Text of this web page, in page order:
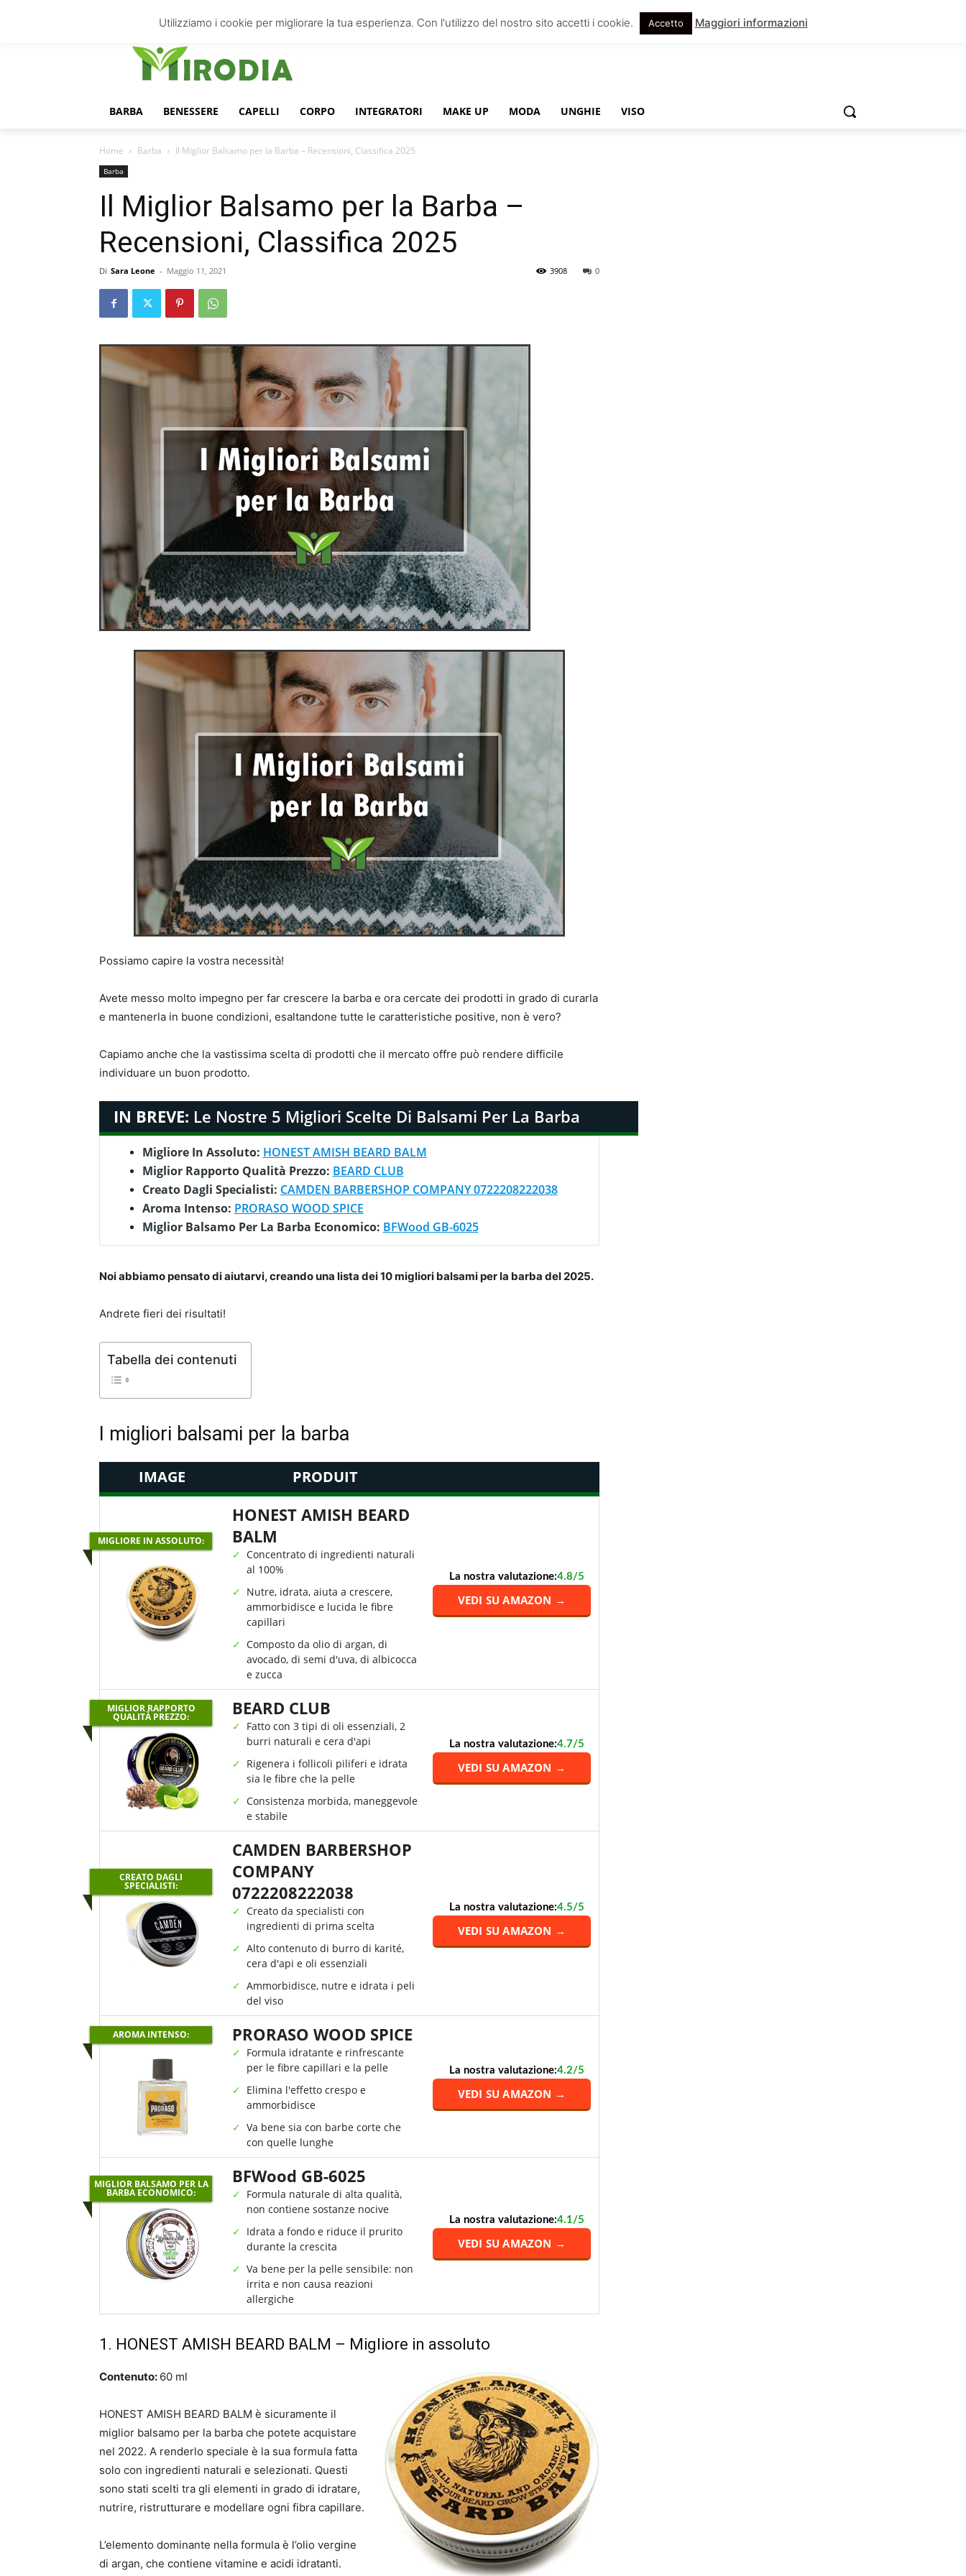
BARBA BENESSERE CAPELLI CORPO INTEGRATORI MAKE UP MODA UNGHIE VISO
Home Barba Il Miglior Balsamo per la Barba – Recensioni, Classifica 2025
Barba
Il Miglior Balsamo per la Barba –
Recensioni, Classifica 2025
Di Sara Leone - Maggio 11, 2021 0
3908
Possiamo capire la vostra necessità!
Avete messo molto impegno per far crescere la barba e ora cercate dei prodotti in grado di curarla
e mantenerla in buone condizioni, esaltandone tutte le caratteristiche positive, non è vero?
Capiamo anche che la vastissima scelta di prodotti che il mercato offre può rendere difficile
individuare un buon prodotto.
IN BREVE: Le Nostre 5 Migliori Scelte Di Balsami Per La Barba
Migliore In Assoluto: HONEST AMISH BEARD BALM
Miglior Rapporto Qualità Prezzo: BEARD CLUB
Creato Dagli Specialisti: CAMDEN BARBERSHOP COMPANY 0722208222038
Aroma Intenso: PRORASO WOOD SPICE
Miglior Balsamo Per La Barba Economico: BFWood GB-6025
Noi abbiamo pensato di aiutarvi, creando una lista dei 10 migliori balsami per la barba del 2025.
Andrete fieri dei risultati!
Tabella dei contenuti
I migliori balsami per la barba
IMAGE PRODUIT
MIGLIORE IN ASSOLUTO:
HONEST AMISH BEARD
BALM
Concentrato di ingredienti naturali
al 100%
Nutre, idrata, aiuta a crescere,
ammorbidisce e lucida le fibre
capillari
Composto da olio di argan, di
avocado, di semi d'uva, di albicocca
e zucca
La nostra valutazione:4.8/5
VEDI SU AMAZON →
MIGLIOR RAPPORTO
QUALITÀ PREZZO: BEARD CLUB
Fatto con 3 tipi di oli essenziali, 2
burri naturali e cera d'api
Rigenera i follicoli piliferi e idrata
sia le fibre che la pelle
Consistenza morbida, maneggevole
e stabile
La nostra valutazione:4.7/5
VEDI SU AMAZON →
CREATO DAGLI
SPECIALISTI:
CAMDEN BARBERSHOP
COMPANY
0722208222038
Creato da specialisti con
ingredienti di prima scelta
Alto contenuto di burro di karité,
cera d'api e oli essenziali
Ammorbidisce, nutre e idrata i peli
del viso
La nostra valutazione:4.5/5
VEDI SU AMAZON →
AROMA INTENSO: PRORASO WOOD SPICE
Formula idratante e rinfrescante
per le fibre capillari e la pelle
Elimina l'effetto crespo e
ammorbidisce
Va bene sia con barbe corte che
con quelle lunghe
La nostra valutazione:4.2/5
VEDI SU AMAZON →
MIGLIOR BALSAMO PER LA
BARBA ECONOMICO:
BFWood GB-6025
Formula naturale di alta qualità,
non contiene sostanze nocive
Idrata a fondo e riduce il prurito
durante la crescita
Va bene per la pelle sensibile: non
irrita e non causa reazioni
allergiche
La nostra valutazione:4.1/5
VEDI SU AMAZON →
1. HONEST AMISH BEARD BALM – Migliore in assoluto
Contenuto: 60 ml
HONEST AMISH BEARD BALM è sicuramente il
miglior balsamo per la barba che potete acquistare
nel 2022. A renderlo speciale è la sua formula fatta
solo con ingredienti naturali e selezionati. Questi
sono stati scelti tra gli elementi in grado di idratare,
nutrire, ristrutturare e modellare ogni fibra capillare.
L’elemento dominante nella formula è l’olio vergine
di argan, che contiene vitamine e acidi idratanti.
Utilizziamo i cookie per migliorare la tua esperienza. Con l'utilizzo del nostro sito accetti i cookie. Accetto Maggiori informazioni